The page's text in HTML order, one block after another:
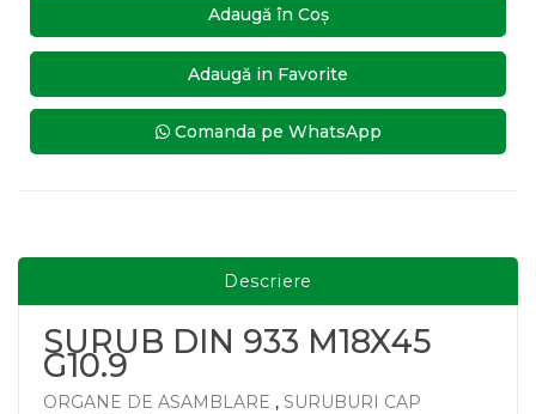
Adaugă în Coş
Adaugă in Favorite
Comanda pe WhatsApp
Descriere
SURUB DIN 933 M18X45
G10.9
ORGANE DE ASAMBLARE , SURUBURI CAP